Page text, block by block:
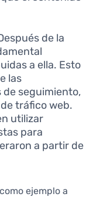
de la
a ella. Esto
las
de seguimiento,
tráfico web.
utilizar
para
a partir de
ejemplo a